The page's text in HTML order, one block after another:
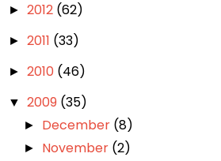
► 2012 (62)
► 2011 (33)
► 2010 (46)
▼ 2009 (35)
► December (8)
► November (2)